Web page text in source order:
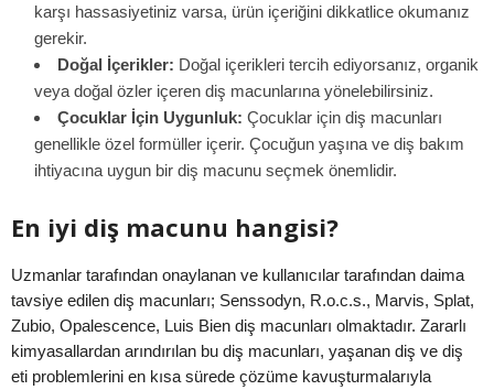
karşı hassasiyetiniz varsa, ürün içeriğini dikkatlice okumanız
gerekir.
Doğal İçerikler: Doğal içerikleri tercih ediyorsanız, organik
veya doğal özler içeren diş macunlarına yönelebilirsiniz.
Çocuklar İçin Uygunluk: Çocuklar için diş macunları
genellikle özel formüller içerir. Çocuğun yaşına ve diş bakım
ihtiyacına uygun bir diş macunu seçmek önemlidir.
En iyi diş macunu hangisi?
Uzmanlar tarafından onaylanan ve kullanıcılar tarafından daima
tavsiye edilen diş macunları; Senssodyn, R.o.c.s., Marvis, Splat,
Zubio, Opalescence, Luis Bien diş macunları olmaktadır. Zararlı
kimyasallardan arındırılan bu diş macunları, yaşanan diş ve diş
eti problemlerini en kısa sürede çözüme kavuşturmalarıyla